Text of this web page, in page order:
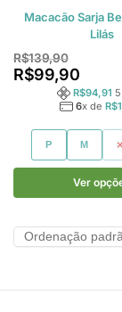
Macacão Sarja
Lilás
R$139,90
R$99,90
R$94,91 5
6x de R$
P M G
Ver